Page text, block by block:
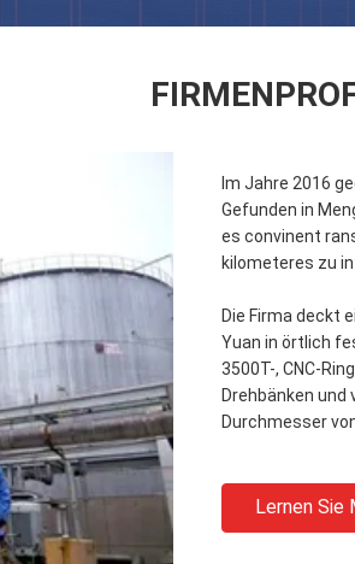
Im Jahre 2016
Gefunden in
es convinent
kilometeres zu
Die Firma deckt
Yuan in örtlich
3500T-, CNC-
Drehbänken
Durchmesser
Lernen Sie